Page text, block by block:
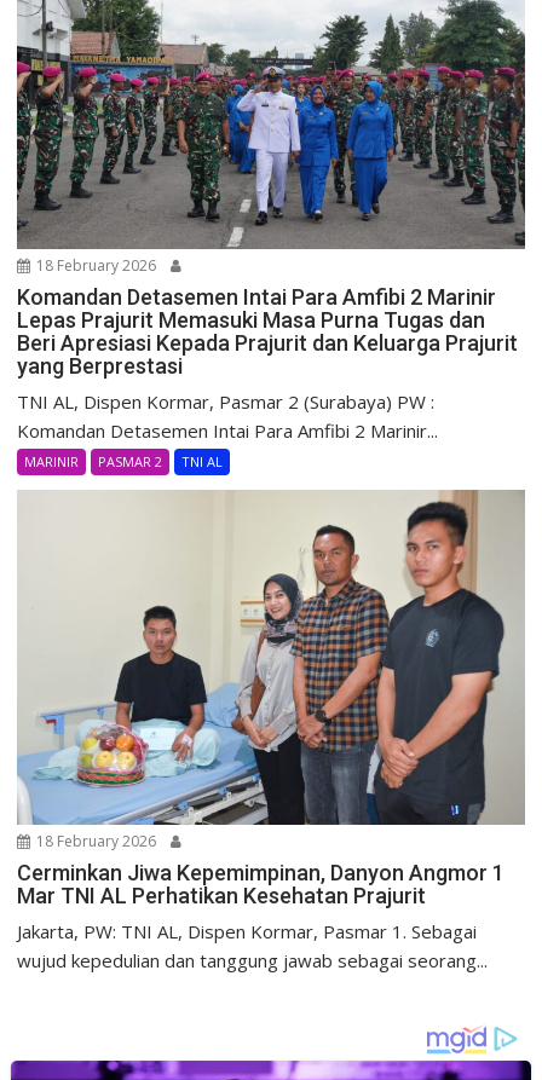
18 February 2026
Komandan Detasemen Intai Para Amfibi 2 Marinir
Lepas Prajurit Memasuki Masa Purna Tugas dan
Beri Apresiasi Kepada Prajurit dan Keluarga Prajurit
yang Berprestasi
TNI AL, Dispen Kormar, Pasmar 2 (Surabaya) PW :
Komandan Detasemen Intai Para Amfibi 2 Marinir...
MARINIR PASMAR 2 TNI AL
18 February 2026
Cerminkan Jiwa Kepemimpinan, Danyon Angmor 1
Mar TNI AL Perhatikan Kesehatan Prajurit
Jakarta, PW: TNI AL, Dispen Kormar, Pasmar 1. Sebagai
wujud kepedulian dan tanggung jawab sebagai seorang...